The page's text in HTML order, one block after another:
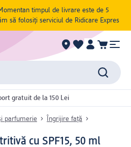
timpul de livrare este de 5
să folosiți serviciul de Ridicare Expres
gratuit de la 150 Lei
parfumerie
Îngrijire față
cu SPF15, 50 ml